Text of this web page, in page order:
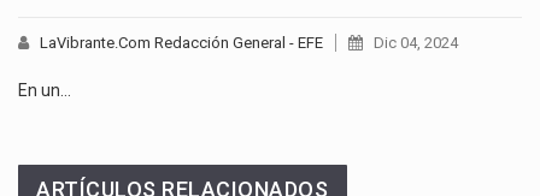
LaVibrante.Com Redacción General - EFE Dic 04, 2024
En un…
ARTÍCULOS RELACIONADOS